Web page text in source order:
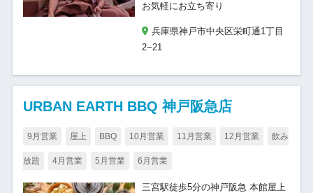
お気軽にお立ち寄り
兵庫県神戸市中央区栄町通1丁目
2−21
URBAN EARTH BBQ 神戸阪急店
9月営業 屋上 BBQ 10月営業 11月営業 12月営業 飲み
放題 4月営業 5月営業 6月営業
三宮駅徒歩5分の神戸阪急 本館屋上